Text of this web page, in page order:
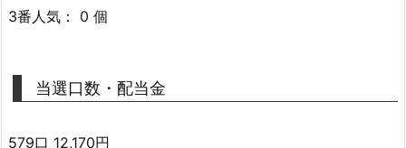
3番人気： 0 個
当選口数・配当金
579口 12,170円